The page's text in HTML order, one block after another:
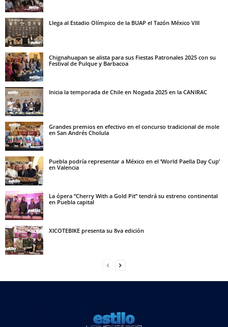
Llega al Estadio Olímpico de la BUAP el Tazón México VIII
Chignahuapan se alista para sus Fiestas Patronales 2025 con su
Festival de Pulque y Barbacoa
Inicia la temporada de Chile en Nogada 2025 en la CANIRAC
Grandes premios en efectivo en el concurso tradicional de mole
en San Andrés Cholula
Puebla podría representar a México en el ‘World Paella Day Cup’
en Valencia
La ópera “Cherry With a Gold Pit” tendrá su estreno continental
en Puebla capital
XICOTEBIKE presenta su 8va edición